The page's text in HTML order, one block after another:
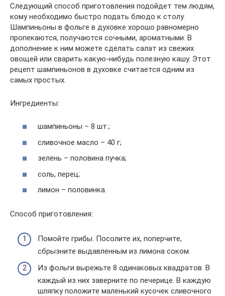
Следующий способ приготовления подойдет тем людям,
кому необходимо быстро подать блюдо к столу.
Шампиньоны в фольге в духовке хорошо равномерно
пропекаются, получаются сочными, ароматными. В
дополнение к ним можете сделать салат из свежих
овощей или сварить какую-нибудь полезную кашу. Этот
рецепт шампиньонов в духовке считается одним из
самых простых.
Ингредиенты:
шампиньоны – 8 шт.;
сливочное масло – 40 г;
зелень – половина пучка;
соль, перец;
лимон – половинка.
Способ приготовления:
Помойте грибы. Посолите их, поперчите,
сбрызните выдавленным из лимона соком.
Из фольги вырежьте 8 одинаковых квадратов. В
каждый из них заверните по печерице. В каждую
шляпку положите маленький кусочек сливочного